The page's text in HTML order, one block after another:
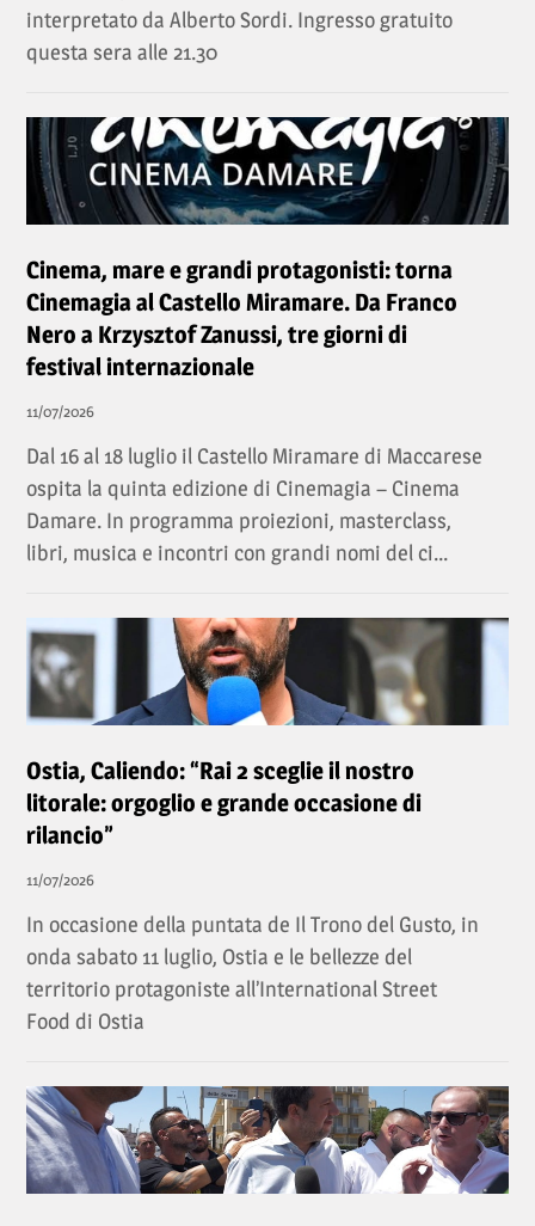
interpretato da Alberto Sordi. Ingresso gratuito
questa sera alle 21.30
Cinema, mare e grandi protagonisti: torna
Cinemagia al Castello Miramare. Da Franco
Nero a Krzysztof Zanussi, tre giorni di
festival internazionale
11/07/2026
Dal 16 al 18 luglio il Castello Miramare di Maccarese
ospita la quinta edizione di Cinemagia – Cinema
Damare. In programma proiezioni, masterclass,
libri, musica e incontri con grandi nomi del ci...
Ostia, Caliendo: “Rai 2 sceglie il nostro
litorale: orgoglio e grande occasione di
rilancio”
11/07/2026
In occasione della puntata de Il Trono del Gusto, in
onda sabato 11 luglio, Ostia e le bellezze del
territorio protagoniste all’International Street
Food di Ostia